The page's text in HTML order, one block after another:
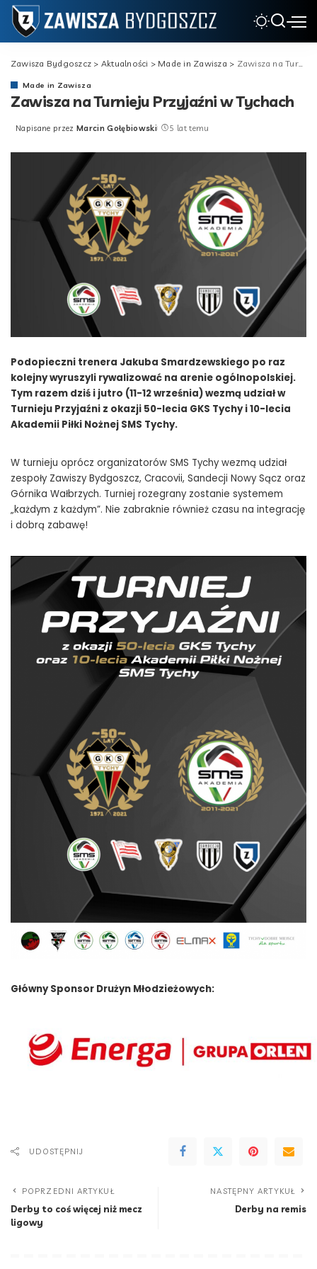
Zawisza Bydgoszcz > Aktualności > Made in Zawisza > Zawisza na Turnieju Przyjaźni w Tychach
Made in Zawisza
Zawisza na Turnieju Przyjaźni w Tychach
Posted
Napisane przez Marcin Gołębiowski 5 lat temu
Podopieczni trenera Jakuba Smardzewskiego po raz
kolejny wyruszyli rywalizować na arenie ogólnopolskiej.
Tym razem dziś i jutro (11-12 września) wezmą udział w
Turnieju Przyjaźni z okazji 50-lecia GKS Tychy i 10-lecia
Akademii Piłki Nożnej SMS Tychy.
W turnieju oprócz organizatorów SMS Tychy wezmą udział
zespoły Zawiszy Bydgoszcz, Cracovii, Sandecji Nowy Sącz oraz
Górnika Wałbrzych. Turniej rozegrany zostanie systemem
„każdym z każdym”. Nie zabraknie również czasu na integrację
i dobrą zabawę!
Główny Sponsor Drużyn Młodzieżowych:
UDOSTĘPNIJ
POPRZEDNI ARTYKUŁ
Derby to coś więcej niż mecz
ligowy
NASTĘPNY ARTYKUŁ
Derby na remis